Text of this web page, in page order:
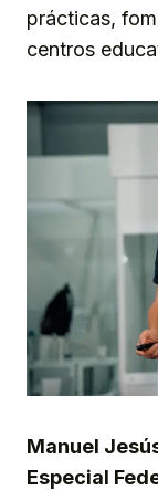
prácticas,
centros
Manuel
Especial